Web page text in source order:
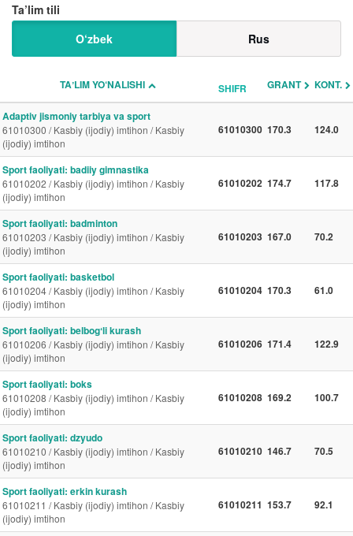
Ta’lim tili
O‘zbek
Rus
TAʼLIM YO‘NALISHI SHIFR GRANT KONT.
Adaptiv jismoniy tarbiya va sport
61010300 / Kasbiy (ijodiy) imtihon / Kasbiy
(ijodiy) imtihon
61010300 170.3 124.0
Sport faoliyati: badiiy gimnastika
61010202 / Kasbiy (ijodiy) imtihon / Kasbiy
(ijodiy) imtihon
61010202 174.7 117.8
Sport faoliyati: badminton
61010203 / Kasbiy (ijodiy) imtihon / Kasbiy
(ijodiy) imtihon
61010203 167.0 70.2
Sport faoliyati: basketbol
61010204 / Kasbiy (ijodiy) imtihon / Kasbiy
(ijodiy) imtihon
61010204 170.3 61.0
Sport faoliyati: belbogʻli kurash
61010206 / Kasbiy (ijodiy) imtihon / Kasbiy
(ijodiy) imtihon
61010206 171.4 122.9
Sport faoliyati: boks
61010208 / Kasbiy (ijodiy) imtihon / Kasbiy
(ijodiy) imtihon
61010208 169.2 100.7
Sport faoliyati: dzyudo
61010210 / Kasbiy (ijodiy) imtihon / Kasbiy
(ijodiy) imtihon
61010210 146.7 70.5
Sport faoliyati: erkin kurash
61010211 / Kasbiy (ijodiy) imtihon / Kasbiy
(ijodiy) imtihon
61010211 153.7 92.1